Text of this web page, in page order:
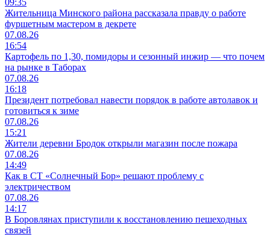
Жительница Минского района рассказала правду о работе
фуршетным мастером в декрете
07.08.26
16:54
Картофель по 1,30, помидоры и сезонный инжир — что почем
на рынке в Таборах
07.08.26
16:18
Президент потребовал навести порядок в работе автолавок и
готовиться к зиме
07.08.26
15:21
Жители деревни Бродок открыли магазин после пожара
07.08.26
14:49
Как в СТ «Солнечный Бор» решают проблему с
электричеством
07.08.26
14:17
В Боровлянах приступили к восстановлению пешеходных
связей